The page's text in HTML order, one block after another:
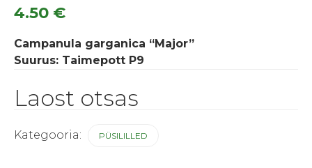
4.50 €
Campanula garganica “Major”
Suurus: Taimepott P9
Laost otsas
Kategooria: PÜSILILLED